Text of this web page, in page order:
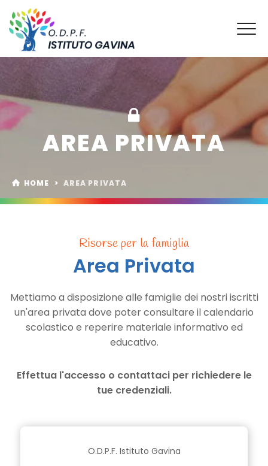
AREA PRIVATA
HOME > AREA PRIVATA
Risorse per la famiglia
Area Privata
Mettiamo a disposizione alle famiglie dei nostri iscritti
un'area privata dove poter consultare il calendario
scolastico e reperire materiale informativo ed
educativo.
Effettua l'accesso o contattaci per richiedere le
tue credenziali.
O.D.P.F. Istituto Gavina